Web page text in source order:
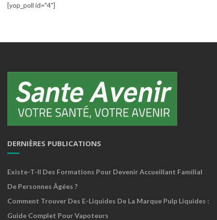
[yop_poll id="4"]
DERNIÈRES PUBLICATIONS
Existe-T-Il Des Formations Pour Devenir Accueillant Familial
De Personnes Âgées ?
Comment Trouver Des E-Liquides De La Marque Pulp Liquides :
Guide Complet Pour Vapoteurs